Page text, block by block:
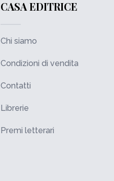
CASA EDITRICE
Chi siamo
Condizioni di vendita
Contatti
Librerie
Premi letterari